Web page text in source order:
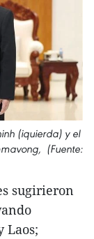
(iquierda) y el
(Fuente:
sugirieron
Laos;